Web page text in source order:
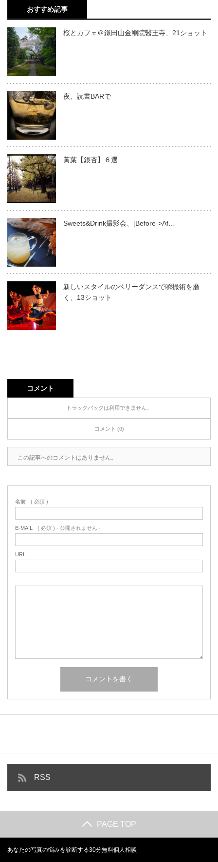
おすすめ記事
桜とカフェ＠鎌田山金剛院醫王寺、21ショット
夜、読書BARで
黃葉【銀杏】６選
Sweets&Drink撮影会、[Before->Af…
新しいスタイルのベリーダンスで瞬撮術を磨
く、13ショット
コメント
トラックバックは利用できません。
コメント (0)
この記事へのコメントはありません。
名前 ( 必須 )
E-MAIL ( 必須 ) - 公開されません -
URL
RSS
PAGE TOP
あなたの写真の悩みを診断する30分無料個人相談